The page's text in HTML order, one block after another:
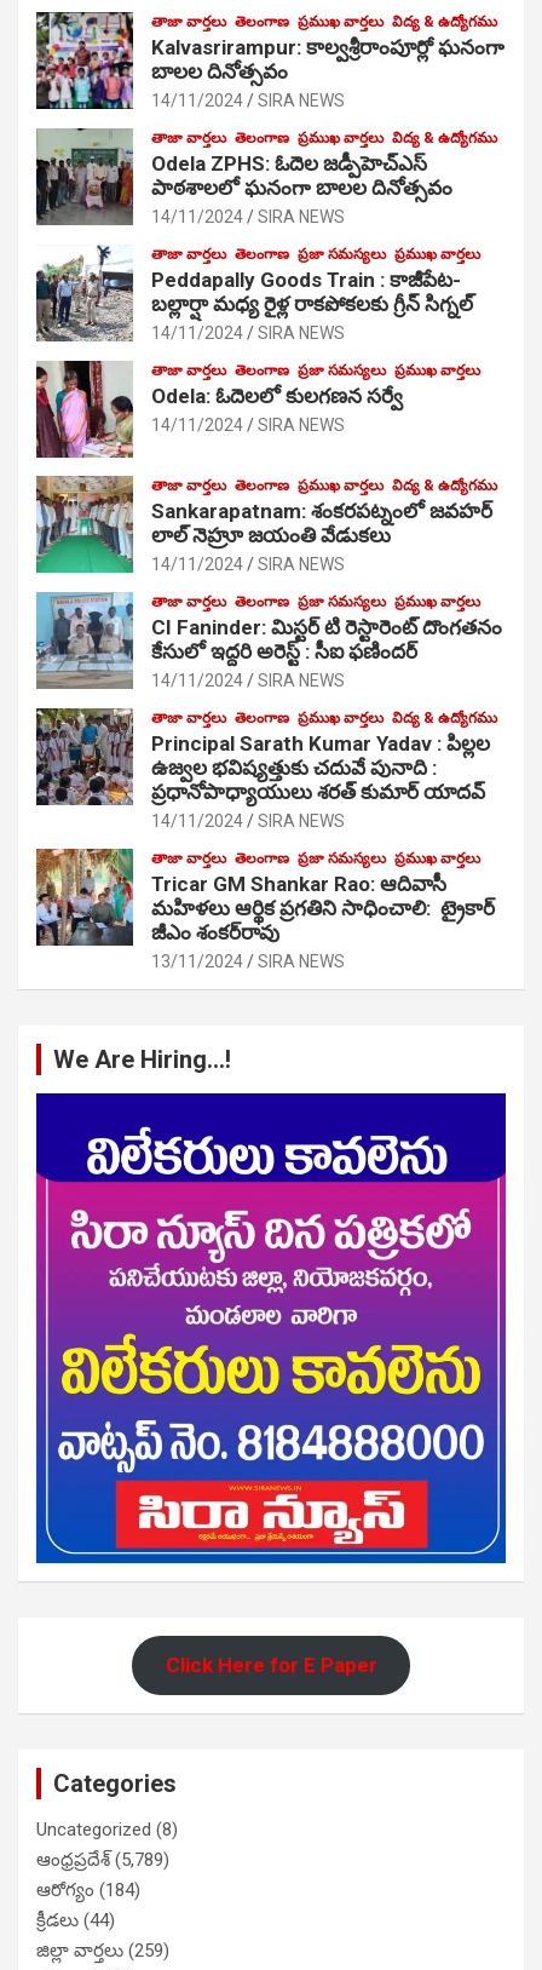
తాజా వార్తలు తెలంగాణ ప్రముఖ వార్తలు విద్య & ఉద్యోగము
Kalvasrirampur: కాల్వశ్రీరాంపూర్లో ఘనంగా
బాలల దినోత్సవం
14/11/2024 SIRA NEWS
తాజా వార్తలు తెలంగాణ ప్రముఖ వార్తలు విద్య & ఉద్యోగము
Odela ZPHS: ఓదెల జ‌డ్పీహెచ్ఎస్
పాఠ‌శాల‌లో ఘనంగా బాలల దినోత్సవం
14/11/2024 SIRA NEWS
తాజా వార్తలు తెలంగాణ ప్రజా సమస్యలు ప్రముఖ వార్తలు
Peddapally Goods Train : కాజీపేట-
బల్లార్షా మధ్య రైళ్ల రాకపోకలకు గ్రీన్ సిగ్నల్
14/11/2024 SIRA NEWS
తాజా వార్తలు తెలంగాణ ప్రజా సమస్యలు ప్రముఖ వార్తలు
Odela: ఓదెలలో కులగణన సర్వే
14/11/2024 SIRA NEWS
తాజా వార్తలు తెలంగాణ ప్రముఖ వార్తలు విద్య & ఉద్యోగము
Sankarapatnam: శంకరపట్నంలో జవహర్
లాల్ నెహ్రూ జయంతి వేడుకలు
14/11/2024 SIRA NEWS
తాజా వార్తలు తెలంగాణ ప్రజా సమస్యలు ప్రముఖ వార్తలు
CI Faninder: మిస్టర్ టి రెస్టారెంట్ దొంగతనం
కేసులో ఇద్దరి అరెస్ట్ : సీఐ ఫణిందర్
14/11/2024 SIRA NEWS
తాజా వార్తలు తెలంగాణ ప్రముఖ వార్తలు విద్య & ఉద్యోగము
Principal Sarath Kumar Yadav : పిల్లల
ఉజ్వల భవిష్యత్తుకు చదువే పునాది :
ప్రధానోపాధ్యాయులు శరత్ కుమార్ యాదవ్
14/11/2024 SIRA NEWS
తాజా వార్తలు తెలంగాణ ప్రజా సమస్యలు ప్రముఖ వార్తలు
Tricar GM Shankar Rao: ఆదివాసీ
మహిళలు ఆర్థిక ప్రగతిని సాధించాలి: ట్రైకార్
జీఎం శంకర్‌రావు
13/11/2024 SIRA NEWS
We Are Hiring…!
Click Here for E Paper
Categories
Uncategorized (8)
ఆంధ్రప్రదేశ్(5,789)
ఆరోగ్యం (184)
క్రీడలు (44)
జిల్లా వార్తలు (259)